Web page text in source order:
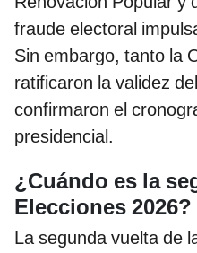
fraude electoral
Sin embargo, tanto la
ratificaron la validez
confirmaron el
presidencial.
¿Cuándo es la
Elecciones 2026?
La segunda vuelta de